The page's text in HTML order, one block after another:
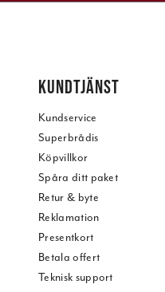
KUNDTJÄNST
Kundservice
Superbrådis
Köpvillkor
Spåra ditt paket
Retur & byte
Reklamation
Presentkort
Betala offert
Teknisk support